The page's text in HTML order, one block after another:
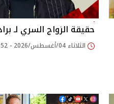
حقيقة الزواج السري لـ
الثلاثاء 04/أغسطس/2026 - 07:52 م